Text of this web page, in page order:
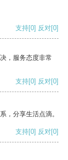
支持[0] 反对[0]
，服务态度非常
支持[0] 反对[0]
，分享生活点滴。
支持[0] 反对[0]